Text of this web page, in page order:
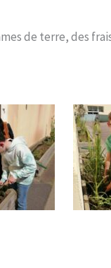
de terre, des